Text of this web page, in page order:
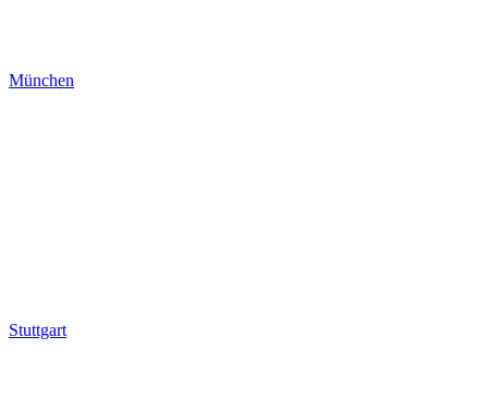
München
Stuttgart